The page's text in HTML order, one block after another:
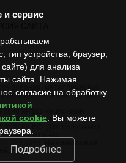
металлических
тележек, талей,
информационный
офертой, которая
(п.2) ГК РФ. Для получения
и ценах
сервис
тип устройства, браузер,
для анализа
сайта. Нажимая
согласие на обработку
cookie . Вы можете
Подробнее